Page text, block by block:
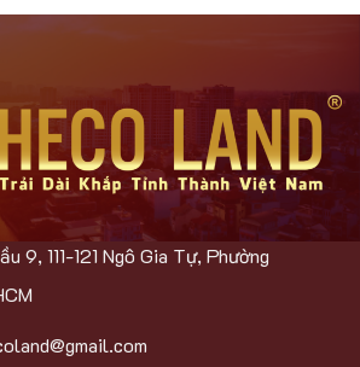
9, 111-121 Ngô Gia Tự, Phường